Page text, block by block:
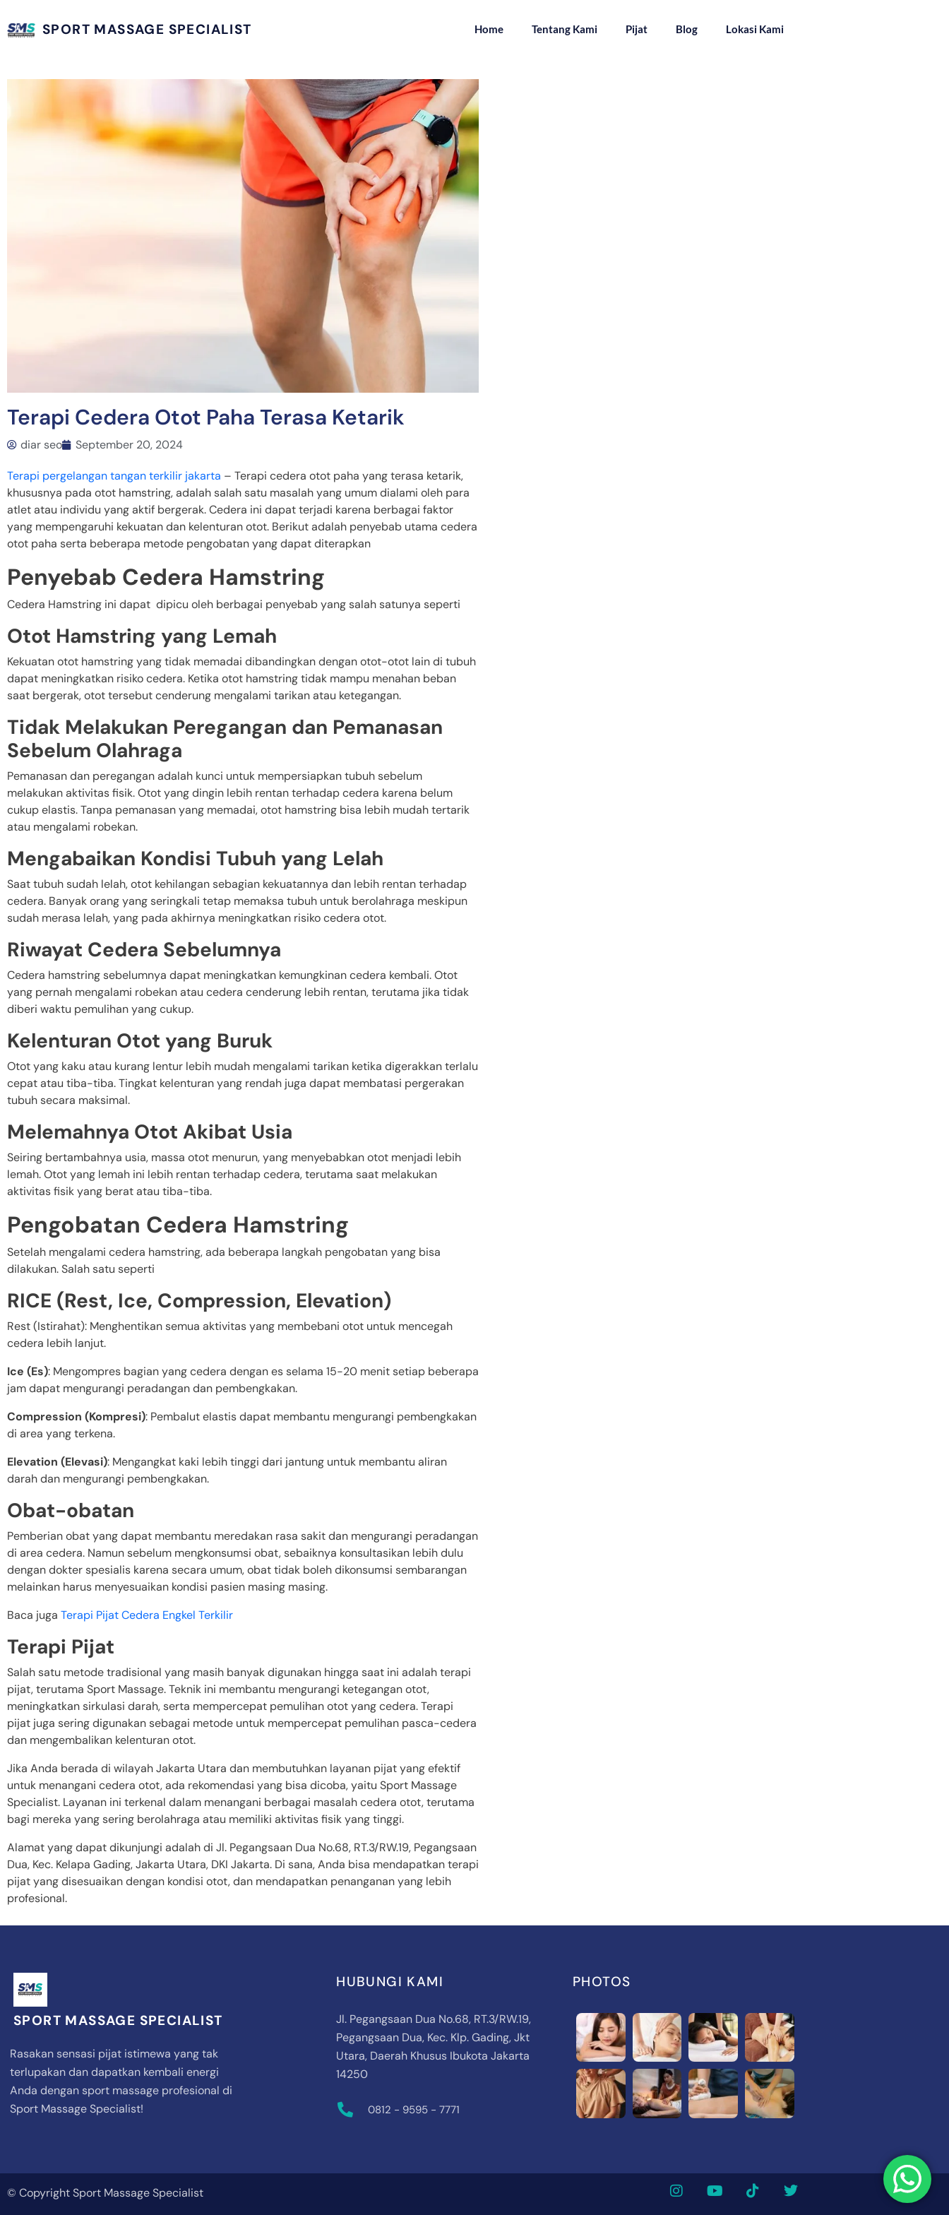
SPORT MASSAGE SPECIALIST Home Tentang Kami Pijat Blog Lokasi Kami
Terapi Cedera Otot Paha Terasa Ketarik
diar seo September 20, 2024
Terapi pergelangan tangan terkilir jakarta – Terapi cedera otot paha yang terasa ketarik,
khususnya pada otot hamstring, adalah salah satu masalah yang umum dialami oleh para
atlet atau individu yang aktif bergerak. Cedera ini dapat terjadi karena berbagai faktor
yang mempengaruhi kekuatan dan kelenturan otot. Berikut adalah penyebab utama cedera
otot paha serta beberapa metode pengobatan yang dapat diterapkan
Penyebab Cedera Hamstring
Cedera Hamstring ini dapat dipicu oleh berbagai penyebab yang salah satunya seperti
Otot Hamstring yang Lemah
Kekuatan otot hamstring yang tidak memadai dibandingkan dengan otot-otot lain di tubuh
dapat meningkatkan risiko cedera. Ketika otot hamstring tidak mampu menahan beban
saat bergerak, otot tersebut cenderung mengalami tarikan atau ketegangan.
Tidak Melakukan Peregangan dan Pemanasan
Sebelum Olahraga
Pemanasan dan peregangan adalah kunci untuk mempersiapkan tubuh sebelum
melakukan aktivitas fisik. Otot yang dingin lebih rentan terhadap cedera karena belum
cukup elastis. Tanpa pemanasan yang memadai, otot hamstring bisa lebih mudah tertarik
atau mengalami robekan.
Mengabaikan Kondisi Tubuh yang Lelah
Saat tubuh sudah lelah, otot kehilangan sebagian kekuatannya dan lebih rentan terhadap
cedera. Banyak orang yang seringkali tetap memaksa tubuh untuk berolahraga meskipun
sudah merasa lelah, yang pada akhirnya meningkatkan risiko cedera otot.
Riwayat Cedera Sebelumnya
Cedera hamstring sebelumnya dapat meningkatkan kemungkinan cedera kembali. Otot
yang pernah mengalami robekan atau cedera cenderung lebih rentan, terutama jika tidak
diberi waktu pemulihan yang cukup.
Kelenturan Otot yang Buruk
Otot yang kaku atau kurang lentur lebih mudah mengalami tarikan ketika digerakkan terlalu
cepat atau tiba-tiba. Tingkat kelenturan yang rendah juga dapat membatasi pergerakan
tubuh secara maksimal.
Melemahnya Otot Akibat Usia
Seiring bertambahnya usia, massa otot menurun, yang menyebabkan otot menjadi lebih
lemah. Otot yang lemah ini lebih rentan terhadap cedera, terutama saat melakukan
aktivitas fisik yang berat atau tiba-tiba.
Pengobatan Cedera Hamstring
Setelah mengalami cedera hamstring, ada beberapa langkah pengobatan yang bisa
dilakukan. Salah satu seperti
RICE (Rest, Ice, Compression, Elevation)
Rest (Istirahat): Menghentikan semua aktivitas yang membebani otot untuk mencegah
cedera lebih lanjut.
Ice (Es): Mengompres bagian yang cedera dengan es selama 15-20 menit setiap beberapa
jam dapat mengurangi peradangan dan pembengkakan.
Compression (Kompresi): Pembalut elastis dapat membantu mengurangi pembengkakan
di area yang terkena.
Elevation (Elevasi): Mengangkat kaki lebih tinggi dari jantung untuk membantu aliran
darah dan mengurangi pembengkakan.
Obat-obatan
Pemberian obat yang dapat membantu meredakan rasa sakit dan mengurangi peradangan
di area cedera. Namun sebelum mengkonsumsi obat, sebaiknya konsultasikan lebih dulu
dengan dokter spesialis karena secara umum, obat tidak boleh dikonsumsi sembarangan
melainkan harus menyesuaikan kondisi pasien masing masing.
Baca juga Terapi Pijat Cedera Engkel Terkilir
Terapi Pijat
Salah satu metode tradisional yang masih banyak digunakan hingga saat ini adalah terapi
pijat, terutama Sport Massage. Teknik ini membantu mengurangi ketegangan otot,
meningkatkan sirkulasi darah, serta mempercepat pemulihan otot yang cedera. Terapi
pijat juga sering digunakan sebagai metode untuk mempercepat pemulihan pasca-cedera
dan mengembalikan kelenturan otot.
Jika Anda berada di wilayah Jakarta Utara dan membutuhkan layanan pijat yang efektif
untuk menangani cedera otot, ada rekomendasi yang bisa dicoba, yaitu Sport Massage
Specialist. Layanan ini terkenal dalam menangani berbagai masalah cedera otot, terutama
bagi mereka yang sering berolahraga atau memiliki aktivitas fisik yang tinggi.
Alamat yang dapat dikunjungi adalah di Jl. Pegangsaan Dua No.68, RT.3/RW.19, Pegangsaan
Dua, Kec. Kelapa Gading, Jakarta Utara, DKI Jakarta. Di sana, Anda bisa mendapatkan terapi
pijat yang disesuaikan dengan kondisi otot, dan mendapatkan penanganan yang lebih
profesional.
SPORT MASSAGE SPECIALIST
Rasakan sensasi pijat istimewa yang tak
terlupakan dan dapatkan kembali energi
Anda dengan sport massage profesional di
Sport Massage Specialist!
HUBUNGI KAMI
Jl. Pegangsaan Dua No.68, RT.3/RW.19,
Pegangsaan Dua, Kec. Klp. Gading, Jkt
Utara, Daerah Khusus Ibukota Jakarta
14250
0812 - 9595 - 7771
PHOTOS
© Copyright Sport Massage Specialist